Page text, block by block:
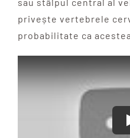
privește vertebrele
probabilitate ca